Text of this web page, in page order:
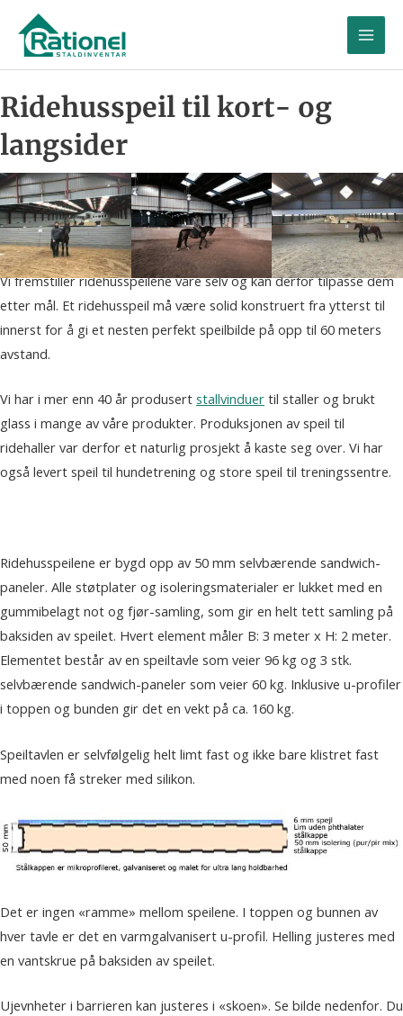
innhald
Ridehusspeil til kort- og
langsider
Vi fremstiller ridehusspeilene våre selv og kan derfor tilpasse dem
etter mål. Et ridehusspeil må være solid konstruert fra ytterst til
innerst for å gi et nesten perfekt speilbilde på opp til 60 meters
avstand.
Vi har i mer enn 40 år produsert stallvinduer til staller og brukt
glass i mange av våre produkter. Produksjonen av speil til
ridehaller var derfor et naturlig prosjekt å kaste seg over. Vi har
også levert speil til hundetrening og store speil til treningssentre.
Ridehusspeilene er bygd opp av 50 mm selvbærende sandwich-
paneler. Alle støtplater og isoleringsmaterialer er lukket med en
gummibelagt not og fjør-samling, som gir en helt tett samling på
baksiden av speilet. Hvert element måler B: 3 meter x H: 2 meter.
Elementet består av en speiltavle som veier 96 kg og 3 stk.
selvbærende sandwich-paneler som veier 60 kg. Inklusive u-profiler
i toppen og bunden gir det en vekt på ca. 160 kg.
Speiltavlen er selvfølgelig helt limt fast og ikke bare klistret fast
med noen få streker med silikon.
Det er ingen «ramme» mellom speilene. I toppen og bunnen av
hver tavle er det en varmgalvanisert u-profil. Helling justeres med
en vantskrue på baksiden av speilet.
Ujevnheter i barrieren kan justeres i «skoen». Se bilde nedenfor. Du